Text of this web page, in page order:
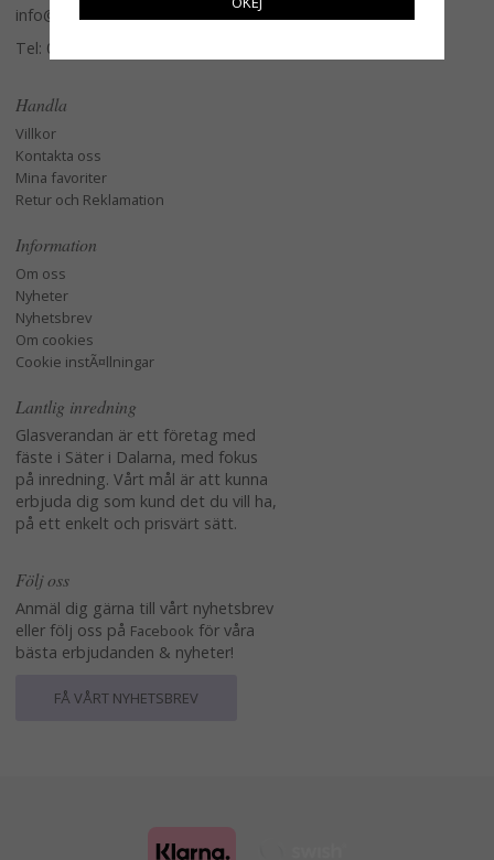
info@glasverandan.se
Tel: 079-3495968
Handla
Villkor
Kontakta oss
Mina favoriter
Retur och Reklamation
Information
Om oss
Nyheter
Nyhetsbrev
Om cookies
Cookie instÃ¤llningar
Lantlig inredning
Glasverandan är ett företag med
fäste i Säter i Dalarna, med fokus
på inredning. Vårt mål är att kunna
erbjuda dig som kund det du vill ha,
på ett enkelt och prisvärt sätt.
Följ oss
Anmäl dig gärna till vårt nyhetsbrev
eller följ oss på Facebook för våra
bästa erbjudanden & nyheter!
FÅ VÅRT NYHETSBREV